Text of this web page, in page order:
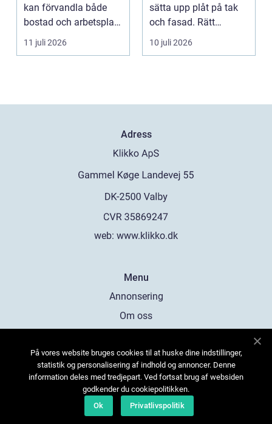
kan förvandla både
bostad och arbetsplats
på kort tid. Färger, yt...
11 juli 2026
sätta upp plåt på tak
och fasad. Rätt
plåtarbeten skyddar ...
10 juli 2026
Adress
web: www.klikko.dk
Menu
Annonsering
Om oss
Kontakta oss
Sitemap
På vores website bruges cookies til at huske dine indstillinger,
statistik og personalisering af indhold og annoncer. Denne
information deles med tredjepart. Ved fortsat brug af websiden
godkender du cookiepolitikken.
Ok
Privatlivspolitik